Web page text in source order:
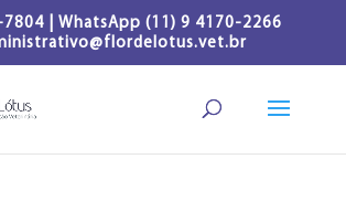
| WhatsApp (11) 9 4170-2266